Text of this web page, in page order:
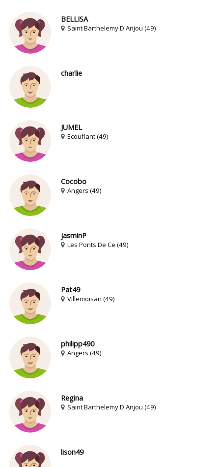
BELLISA
Saint Barthelemy D Anjou (49)
charlie
JUMEL
Ecouflant (49)
Cocobo
Angers (49)
jasminP
Les Ponts De Ce (49)
Pat49
Villemoisan (49)
philipp490
Angers (49)
Regina
Saint Barthelemy D Anjou (49)
lison49